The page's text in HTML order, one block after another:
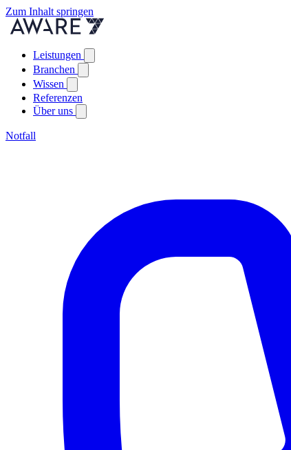
Zum Inhalt springen
Leistungen
Branchen
Wissen
Referenzen
Über uns
Notfall